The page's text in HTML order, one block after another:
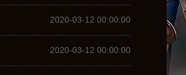
2020-03-12 00:00:00
2020-03-12 00:00:00